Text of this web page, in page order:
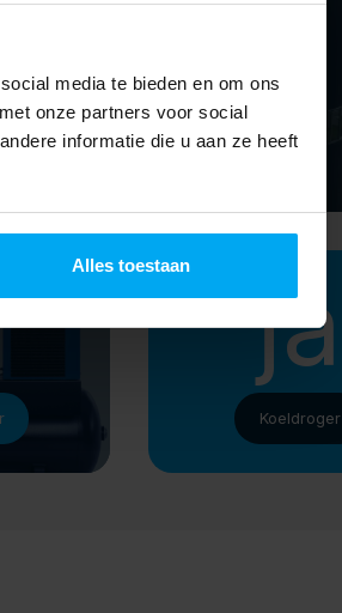
media te bieden en om ons
onze partners voor social
informatie die u aan ze heeft
Alles toestaan
100
ja
Koeldroger